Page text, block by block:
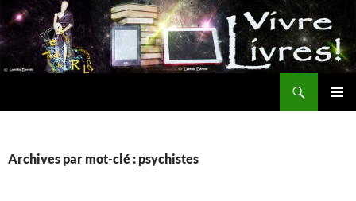
Aller
au
contenu
Archives par mot-clé : psychistes